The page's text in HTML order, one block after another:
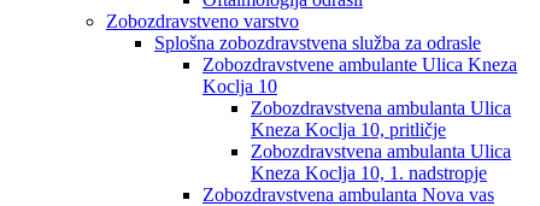
Zobozdravstveno varstvo
Splošna zobozdravstvena služba za odrasle
Zobozdravstvene ambulante Ulica Kneza
Koclja 10
Zobozdravstvena ambulanta Ulica
Kneza Koclja 10, pritličje
Zobozdravstvena ambulanta Ulica
Kneza Koclja 10, 1. nadstropje
Zobozdravstvena ambulanta Nova vas